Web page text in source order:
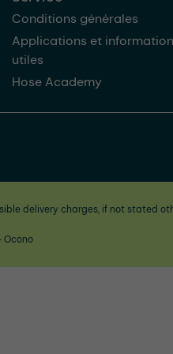
Conditions générales
Applications et
utiles
Hose Academy
delivery charges, if not stated